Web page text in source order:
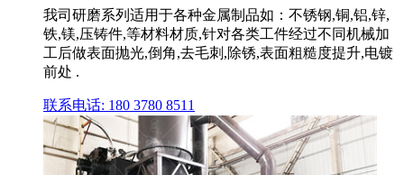
我司研磨系列适用于各种金属制品如：不锈钢,铜,铝,锌,
铁,镁,压铸件,等材料材质,针对各类工件经过不同机械加
工后做表面抛光,倒角,去毛刺,除锈,表面粗糙度提升,电镀
前处 .
联系电话: 180 3780 8511